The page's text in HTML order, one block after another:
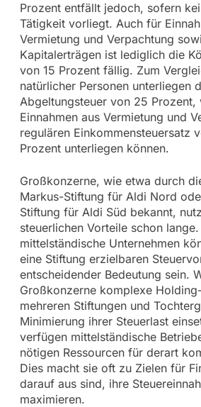
Prozent entfällt jedoch, sofern
Tätigkeit vorliegt. Auch für
Vermietung und Verpachtung
Kapitalerträgen ist lediglich die
von 15 Prozent fällig. Zum
natürlicher Personen unterliegen
Abgeltungsteuer von 25 Prozent,
Einnahmen aus Vermietung und
regulären Einkommensteuersatz
Prozent unterliegen können.
Großkonzerne, wie etwa durch
Markus-Stiftung für Aldi Nord
Stiftung für Aldi Süd bekannt,
steuerlichen Vorteile schon lange.
mittelständische Unternehmen
eine Stiftung erzielbaren
entscheidender Bedeutung sein.
Großkonzerne komplexe
mehreren Stiftungen und
Minimierung ihrer Steuerlast
verfügen mittelständische
nötigen Ressourcen für derart
Dies macht sie oft zu Zielen für
darauf aus sind, ihre
maximieren.